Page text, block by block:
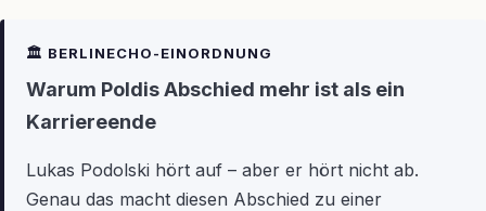
🏛️ BERLINECHO-EINORDNUNG
Warum Poldis Abschied mehr ist als ein
Karriereende
Lukas Podolski hört auf – aber er hört nicht ab.
Genau das macht diesen Abschied zu einer